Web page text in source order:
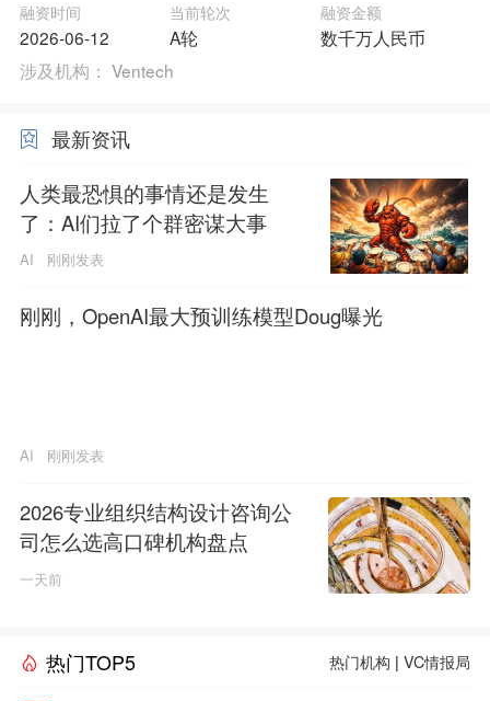
融资时间
2026-06-12
当前轮次
A轮
融资金额
数千万人民币
涉及机构： Ventech
最新资讯
人类最恐惧的事情还是发生
了：AI们拉了个群密谋大事
AI 刚刚发表
刚刚，OpenAI最大预训练模型Doug曝光
AI 刚刚发表
2026专业组织结构设计咨询公
司怎么选高口碑机构盘点
一天前
热门TOP5 热门机构 |VC情报局